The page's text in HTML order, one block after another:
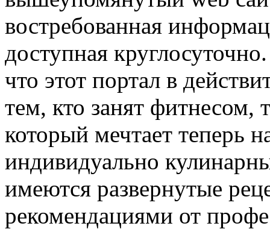
востребованная
доступная
что этот портал в
тем, кто занят фитнесом,
который мечтает теперь
индивидуально
имеются развернутые
рекомендациями от